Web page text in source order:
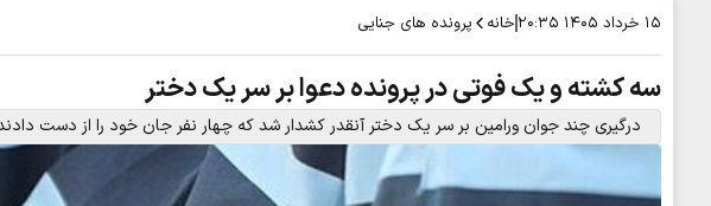
۱۵ خرداد ۱۴۰۵ ۲۰:۳۵ خانه پرونده های جنایی
سه کشته و یک فوتی در پرونده دعوا بر سر یک دختر
درگیری چند جوان ورامین بر سر یک دختر آنقدر کشدار شد که چهار نفر جان خود را از دست